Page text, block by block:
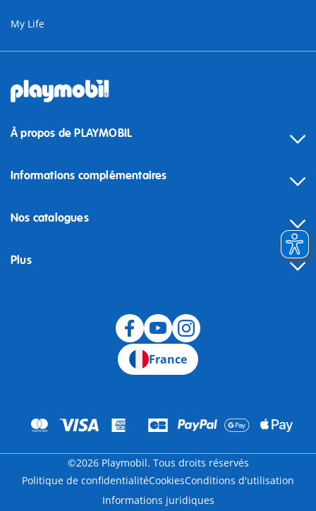
My Life
À propos de PLAYMOBIL
Informations complémentaires
Nos catalogues
Plus
France
©2026 Playmobil. Tous droits réservés
Politique de confidentialitéCookiesConditions d'utilisation
Informations juridiques